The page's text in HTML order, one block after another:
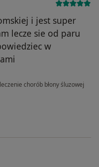
i jest super
lecze sie od paru
w
leczenie chorób błony śluzowej